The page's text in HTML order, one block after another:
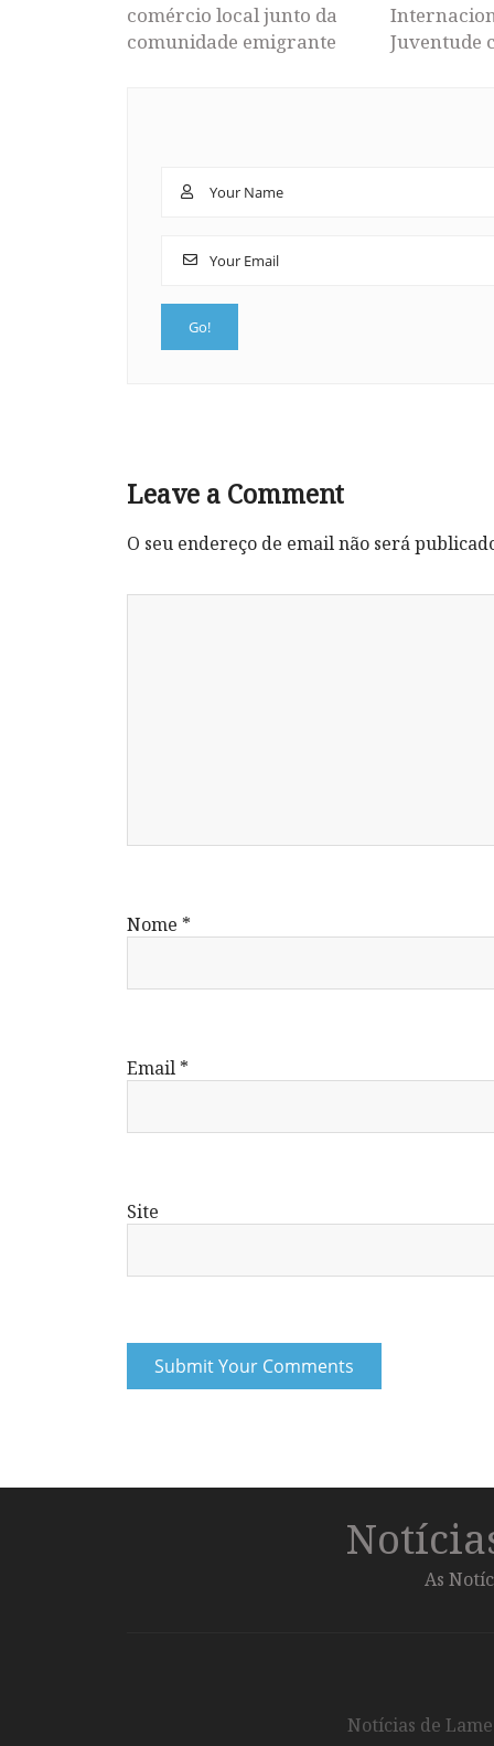
comércio local junto da
comunidade emigrante
Juventude
Leave a Comment
O seu endereço de email não será
Nome *
Email *
Site
As
Notícias de